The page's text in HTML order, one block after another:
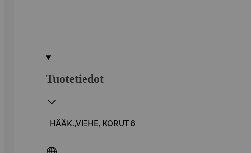
Tuotetiedot
HÄÄK.,VIEHE, KORUT 6